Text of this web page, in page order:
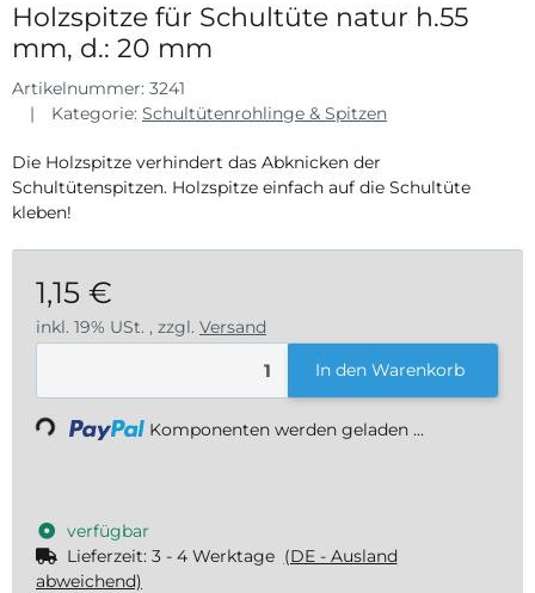
Holzspitze für Schultüte natur h.55
mm, d.: 20 mm
Artikelnummer: 3241
Kategorie: Schultütenrohlinge & Spitzen
Die Holzspitze verhindert das Abknicken der
Schultütenspitzen. Holzspitze einfach auf die Schultüte
kleben!
1,15 €
inkl. 19% USt. , zzgl. Versand
In den Warenkorb
Komponenten werden geladen ...
verfügbar
Lieferzeit: 3 - 4 Werktage (DE - Ausland
abweichend)